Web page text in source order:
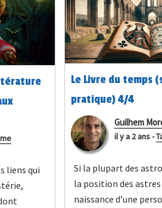
liens qui
Le Livre du temps
pratique) 4/4
Guilhem
il y a 2 ans-
Si la plupart des
la position des
naissance d’une